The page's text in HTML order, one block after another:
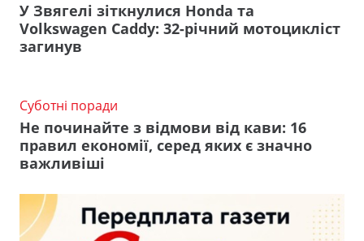
У Звягелі зіткнулися Honda та
Volkswagen Caddy: 32-річний мотоцикліст
загинув
Суботні поради
Не починайте з відмови від кави: 16
правил економії, серед яких є значно
важливіші